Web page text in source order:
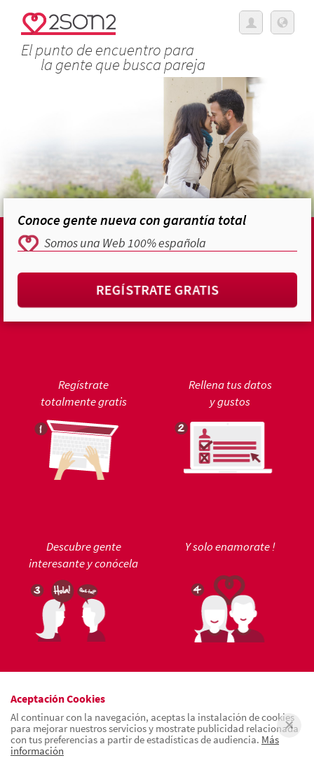
El punto de encuentro para
la gente que busca pareja
Conoce gente nueva con garantía total
Somos una Web 100% española
REGÍSTRATE GRATIS
Regístrate
totalmente gratis
Rellena tus datos
y gustos
Descubre gente
interesante y conócela
Y solo enamorate !
Aceptación Cookies
Al continuar con la navegación, aceptas la instalación de cookies
para mejorar nuestros servicios y mostrate publicidad relacionada
con tus preferencias a partir de estadísticas de audiencia. Más
información